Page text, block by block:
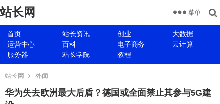
站长网
首页 站长资讯 创业
大数据
运营中心
百科 电子商务
云计算
服务器
站长学院 教程
菜单
站长网 外闻
华为失去欧洲最大后盾？德国或全面禁止其参与5G建